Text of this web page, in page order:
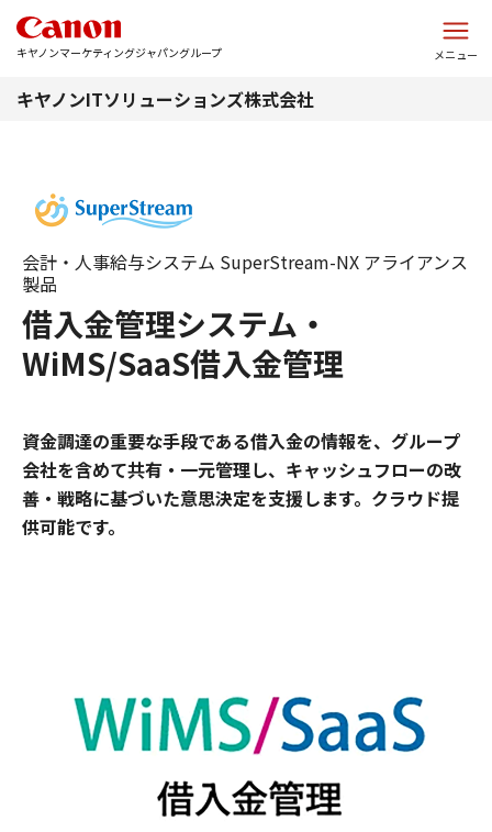
キヤノンマーケティングジャパングループ メニュー
キヤノンITソリューションズ株式会社
借入金管理システム・
WiMS/SaaS借入金管理
会計・人事給与システム SuperStream-NX アライアンス
製品
資金調達の重要な手段である借入金の情報を、グループ
会社を含めて共有・一元管理し、キャッシュフローの改
善・戦略に基づいた意思決定を支援します。クラウド提
供可能です。